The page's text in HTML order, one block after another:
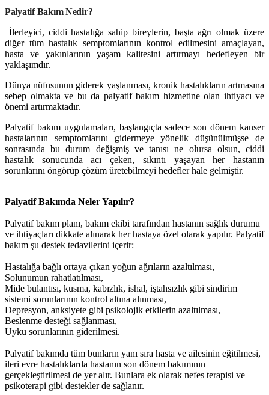
Palyatif Bakım Nedir?
İlerleyici, ciddi hastalığa sahip bireylerin, başta ağrı olmak üzere
diğer tüm hastalık semptomlarının kontrol edilmesini amaçlayan,
hasta ve yakınlarının yaşam kalitesini artırmayı hedefleyen bir
yaklaşımdır.
Dünya nüfusunun giderek yaşlanması, kronik hastalıkların artmasına
sebep olmakta ve bu da palyatif bakım hizmetine olan ihtiyacı ve
önemi artırmaktadır.
Palyatif bakım uygulamaları, başlangıçta sadece son dönem kanser
hastalarının semptomlarını gidermeye yönelik düşünülmüşse de
sonrasında bu durum değişmiş ve tanısı ne olursa olsun, ciddi
hastalık sonucunda acı çeken, sıkıntı yaşayan her hastanın
sorunlarını öngörüp çözüm üretebilmeyi hedefler hale gelmiştir.
Palyatif Bakımda Neler Yapılır?
Palyatif bakım planı, bakım ekibi tarafından hastanın sağlık durumu
ve ihtiyaçları dikkate alınarak her hastaya özel olarak yapılır. Palyatif
bakım şu destek tedavilerini içerir:
Hastalığa bağlı ortaya çıkan yoğun ağrıların azaltılması,
Solunumun rahatlatılması,
Mide bulantısı, kusma, kabızlık, ishal, iştahsızlık gibi sindirim
sistemi sorunlarının kontrol altına alınması,
Depresyon, anksiyete gibi psikolojik etkilerin azaltılması,
Beslenme desteği sağlanması,
Uyku sorunlarının giderilmesi.
Palyatif bakımda tüm bunların yanı sıra hasta ve ailesinin eğitilmesi,
ileri evre hastalıklarda hastanın son dönem bakımının
gerçekleştirilmesi de yer alır. Bunlara ek olarak nefes terapisi ve
psikoterapi gibi destekler de sağlanır.